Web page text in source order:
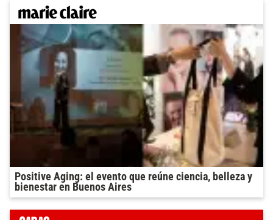
Positive Aging: el evento que reúne ciencia, belleza y
bienestar en Buenos Aires